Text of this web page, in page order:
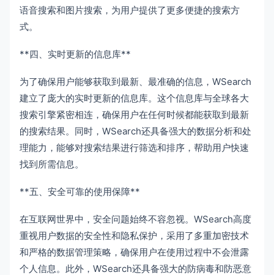
语音搜索和图片搜索，为用户提供了更多便捷的搜索方
式。
**四、实时更新的信息库**
为了确保用户能够获取到最新、最准确的信息，WSearch
建立了庞大的实时更新的信息库。这个信息库与全球各大
搜索引擎紧密相连，确保用户在任何时候都能获取到最新
的搜索结果。同时，WSearch还具备强大的数据分析和处
理能力，能够对搜索结果进行筛选和排序，帮助用户快速
找到所需信息。
**五、安全可靠的使用保障**
在互联网世界中，安全问题始终不容忽视。WSearch高度
重视用户数据的安全性和隐私保护，采用了多重加密技术
和严格的数据管理策略，确保用户在使用过程中不会泄露
个人信息。此外，WSearch还具备强大的防病毒和防恶意